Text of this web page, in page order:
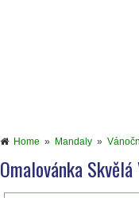
Home » Mandaly »
Omalovánka